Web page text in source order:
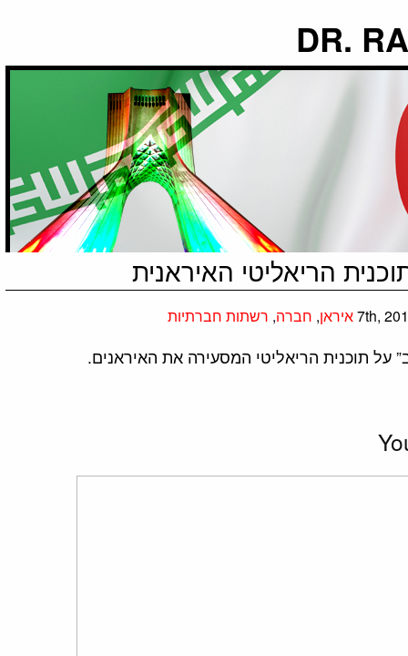
הריאליטי האיראנית
איראן,חברה,רשתות חברתיות
תוכנית הריאליטי המסעירה את האיראנים.